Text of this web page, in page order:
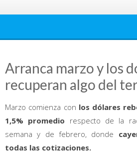
Arranca marzo y los
recuperan algo del
Marzo comienza con los dólares
1,5% promedio respecto de la
semana y de febrero, donde
todas las cotizaciones.